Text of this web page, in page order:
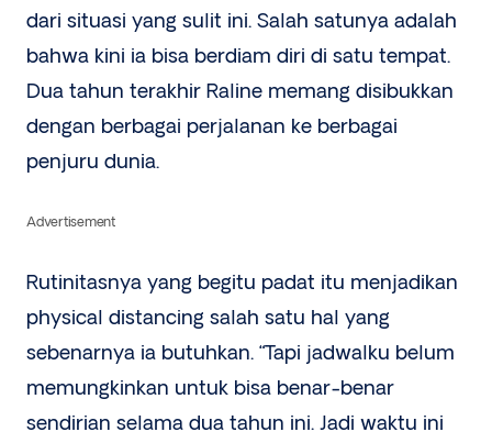
dari situasi yang sulit ini. Salah satunya adalah
bahwa kini ia bisa berdiam diri di satu tempat.
Dua tahun terakhir Raline memang disibukkan
dengan berbagai perjalanan ke berbagai
penjuru dunia.
Advertisement
Rutinitasnya yang begitu padat itu menjadikan
physical distancing salah satu hal yang
sebenarnya ia butuhkan. “Tapi jadwalku belum
memungkinkan untuk bisa benar-benar
sendirian selama dua tahun ini. Jadi waktu ini